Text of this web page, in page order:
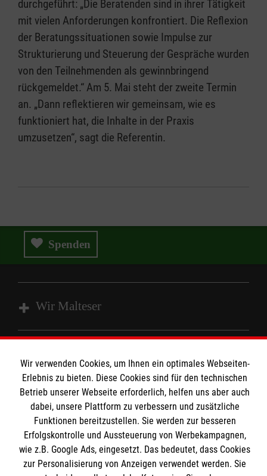
durchgeführt: „Die Beratenden sind in ihrer Tätigkeit
mit vielen Anforderungen konfrontiert. Die Reflexion
der Beratungssituationen sowie Impulse zur
Strukturierung und Steuerung der Gespräche wurden
von den Teilnehmenden als gewinnbringend
rückgemeldet.“ Am 5. Mai steht der zweite Termin
an. „Dann reflektieren wir gemeinsam, wie es
funktioniert hat, die Inhalte in der Praxis
umzusetzen“, sagt die Referentin.
Spenden
Wir Malteser
Angebote und Leistungen
Mitarbeiten
Wir Malteser
Informationen
Kontakt
Pressestelle
Malteser online
Wir verwenden Cookies, um Ihnen ein optimales Webseiten-
Erlebnis zu bieten. Diese Cookies sind für den technischen
Betrieb unserer Webseite erforderlich, helfen uns aber auch
dabei, unsere Plattform zu verbessern und zusätzliche
Funktionen bereitzustellen. Sie werden zur besseren
Erfolgskontrolle und Aussteuerung von Werbekampagnen,
wie z.B. Google Ads, eingesetzt. Das bedeutet, dass Cookies
zur Personalisierung von Anzeigen verwendet werden. Sie